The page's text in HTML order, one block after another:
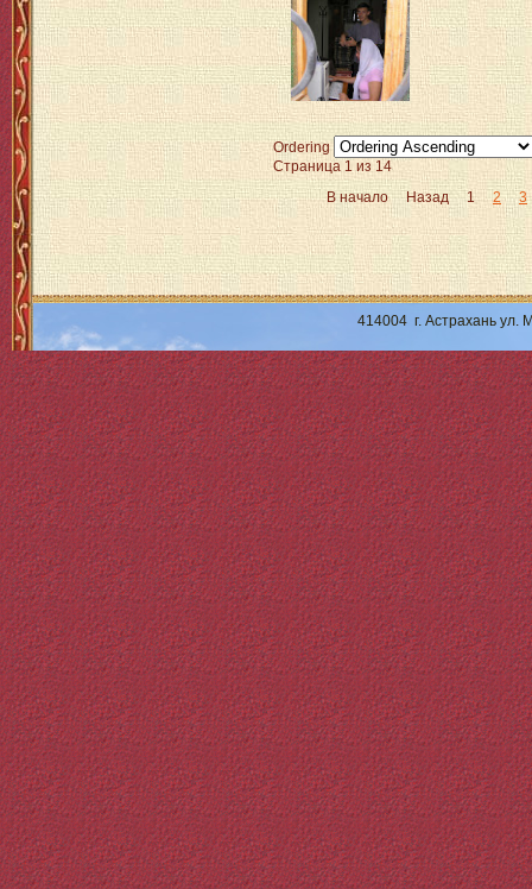
Ordering
Страница 1 из 14
В начало
Назад 1 2 3
414004 г. Астрахань ул.